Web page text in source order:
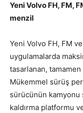
Yeni Volvo FH, FM,
menzil
Yeni Volvo FH, FM
uygulamalarda
tasarlanan,
Mükemmel sürüş
sürücünün kamyonu
kaldırma platformu